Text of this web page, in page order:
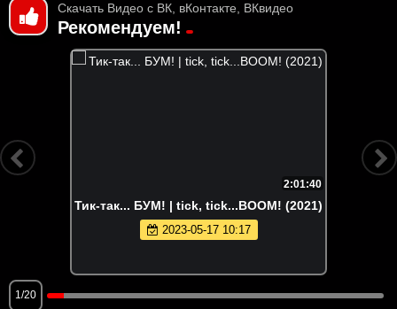
Скачать Видео с ВК, вКонтакте, ВКвидео
Рекомендуем!
2:01:40
Тик-так... БУМ! | tick, tick...BOOM! (2021)
2023-05-17 10:17
1/20